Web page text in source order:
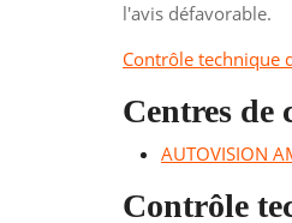
l'avis défavorable.
Contrôle technique
Centres de
AUTOVISION
Contrôle